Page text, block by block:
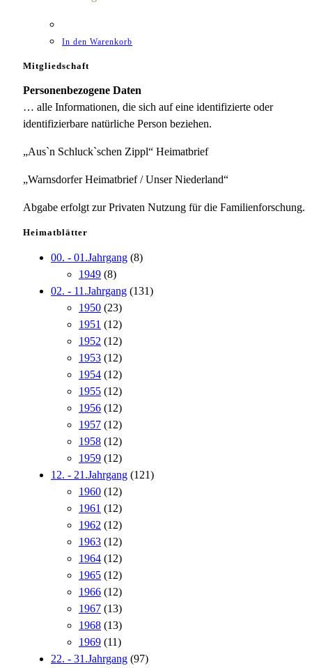
In den Warenkorb
Mitgliedschaft
Personenbezogene Daten
… alle Informationen, die sich auf eine identifizierte oder
identifizierbare natürliche Person beziehen.
„Aus`n Schluck`schen Zippl“ Heimatbrief
„Warnsdorfer Heimatbrief / Unser Niederland“
Abgabe erfolgt zur Privaten Nutzung für die Familienforschung.
Heimatblätter
00. - 01.Jahrgang (8)
1949 (8)
02. - 11.Jahrgang (131)
1950 (23)
1951 (12)
1952 (12)
1953 (12)
1954 (12)
1955 (12)
1956 (12)
1957 (12)
1958 (12)
1959 (12)
12. - 21.Jahrgang (121)
1960 (12)
1961 (12)
1962 (12)
1963 (12)
1964 (12)
1965 (12)
1966 (12)
1967 (13)
1968 (13)
1969 (11)
22. - 31.Jahrgang (97)